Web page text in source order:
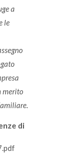
a
le
merito
di